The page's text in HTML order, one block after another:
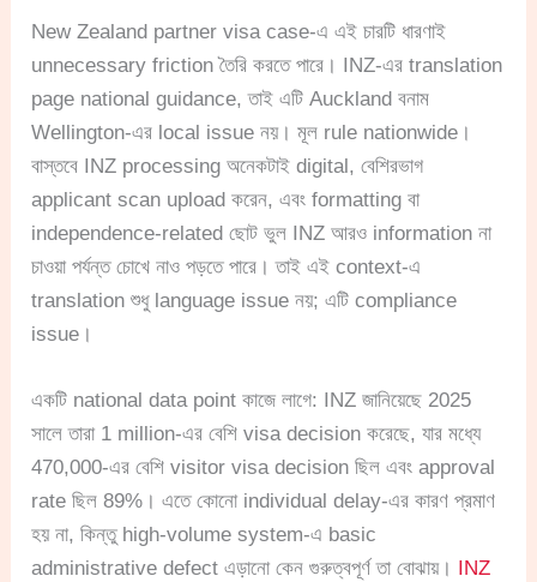
New Zealand partner visa case-এ এই চারটি ধারণাই
unnecessary friction তৈরি করতে পারে। INZ-এর translation
page national guidance, তাই এটি Auckland বনাম
Wellington-এর local issue নয়। মূল rule nationwide।
বাস্তবে INZ processing অনেকটাই digital, বেশিরভাগ
applicant scan upload করেন, এবং formatting বা
independence-related ছোট ভুল INZ আরও information না
চাওয়া পর্যন্ত চোখে নাও পড়তে পারে। তাই এই context-এ
translation শুধু language issue নয়; এটি compliance
issue।
একটি national data point কাজে লাগে: INZ জানিয়েছে 2025
সালে তারা 1 million-এর বেশি visa decision করেছে, যার মধ্যে
470,000-এর বেশি visitor visa decision ছিল এবং approval
rate ছিল 89%। এতে কোনো individual delay-এর কারণ প্রমাণ
হয় না, কিন্তু high-volume system-এ basic
administrative defect এড়ানো কেন গুরুত্বপূর্ণ তা বোঝায়। INZ